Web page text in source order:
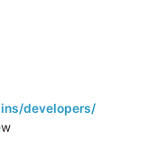
developers/
w